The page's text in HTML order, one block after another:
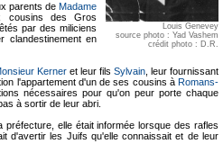
Louis Genevey
source photo : Yad Vashem
crédit photo : D.R.
parents de Madame
cousins des Gros
par des miliciens
clandestinement en
Kerner et leur fils Sylvain , leur fournissant
l'appartement d'un de ses cousins à Romans-
nécessaires pour qu'on peur porte chaque
à sortir de leur abri.
elle était informée lorsque des rafles
d'avertir les Juifs qu'elle connaissait et de leur